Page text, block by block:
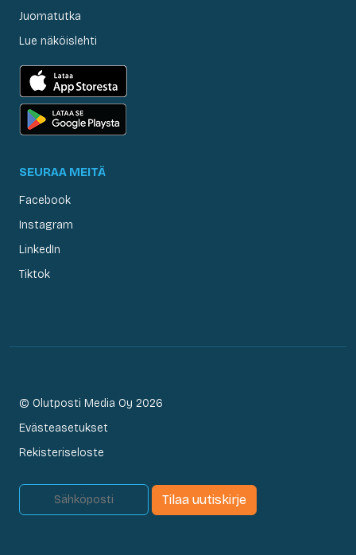
Juomatutka
Lue näköislehti
SEURAA MEITÄ
Facebook
Instagram
LinkedIn
Tiktok
© Olutposti Media Oy 2026
Evästeasetukset
Rekisteriseloste
Tilaa uutiskirje